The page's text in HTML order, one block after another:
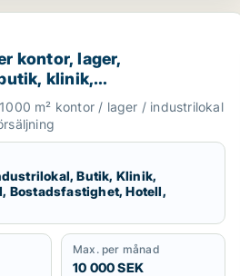
bostadsfastighet,
lager, industrilokal,
kontor, lager,
klinik,
bostadsfastighet, hotell
i Sotenäs, Vårgårda
m² kontor / lager / industrilokal
Butik, Klinik,
Bostadsfastighet, Hotell,
Max. per månad
10 000 SEK